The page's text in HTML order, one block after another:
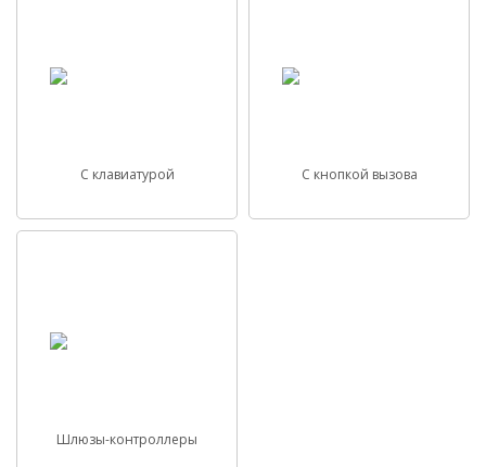
С клавиатурой С кнопкой вызова
Шлюзы-контроллеры